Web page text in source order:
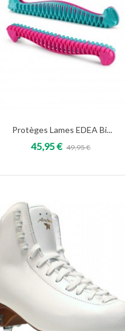
Add to cart
Protèges Lames EDEA Bi...
45,95 € 49,95 €